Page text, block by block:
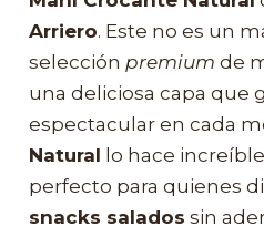
Arriero. Este no es un
selección premium de
una deliciosa capa que
espectacular en cada
Natural lo hace
perfecto para quienes
snacks salados sin